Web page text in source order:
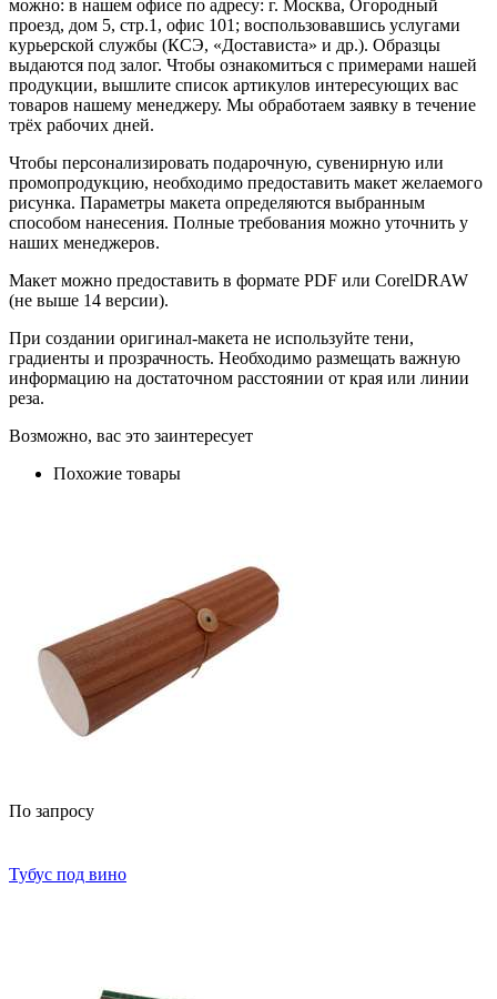
можно: в нашем офисе по адресу: г. Москва, Огородный
проезд, дом 5, стр.1, офис 101; воспользовавшись услугами
курьерской службы (КСЭ, «Достависта» и др.). Образцы
выдаются под залог. Чтобы ознакомиться с примерами нашей
продукции, вышлите список артикулов интересующих вас
товаров нашему менеджеру. Мы обработаем заявку в течение
трёх рабочих дней.
Чтобы персонализировать подарочную, сувенирную или
промопродукцию, необходимо предоставить макет желаемого
рисунка. Параметры макета определяются выбранным
способом нанесения. Полные требования можно уточнить у
наших менеджеров.
Макет можно предоставить в формате PDF или CorelDRAW
(не выше 14 версии).
При создании оригинал-макета не используйте тени,
градиенты и прозрачность. Необходимо размещать важную
информацию на достаточном расстоянии от края или линии
реза.
Возможно, вас это заинтересует
Похожие товары
По запросу
Тубус под вино